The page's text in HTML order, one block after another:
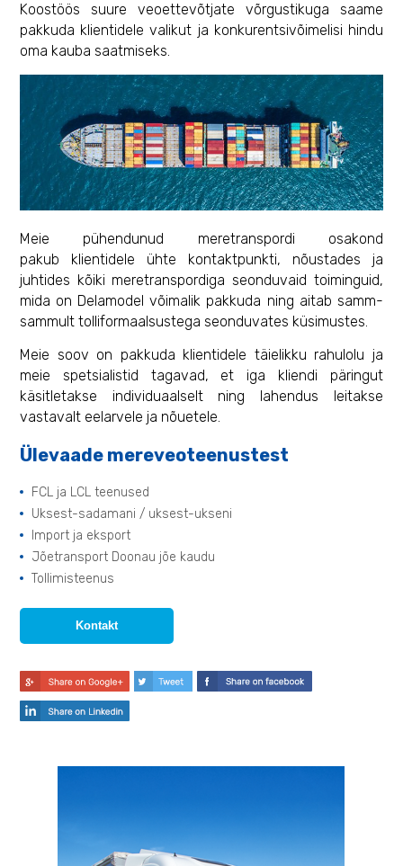
Koostöös suure veoettevõtjate võrgustikuga saame
pakkuda klientidele valikut ja konkurentsivõimelisi hindu
oma kauba saatmiseks.
Meie pühendunud meretranspordi osakond
pakub klientidele ühte kontaktpunkti, nõustades ja
juhtides kõiki meretranspordiga seonduvaid toiminguid,
mida on Delamodel võimalik pakkuda ning aitab samm-
sammult tolliformaalsustega seonduvates küsimustes.
Meie soov on pakkuda klientidele täielikku rahulolu ja
meie spetsialistid tagavad, et iga kliendi päringut
käsitletakse individuaalselt ning lahendus leitakse
vastavalt eelarvele ja nõuetele.
Ülevaade mereveoteenustest
FCL ja LCL teenused
Uksest-sadamani / uksest-ukseni
Import ja eksport
Jõetransport Doonau jõe kaudu
Tollimisteenus
Kontakt